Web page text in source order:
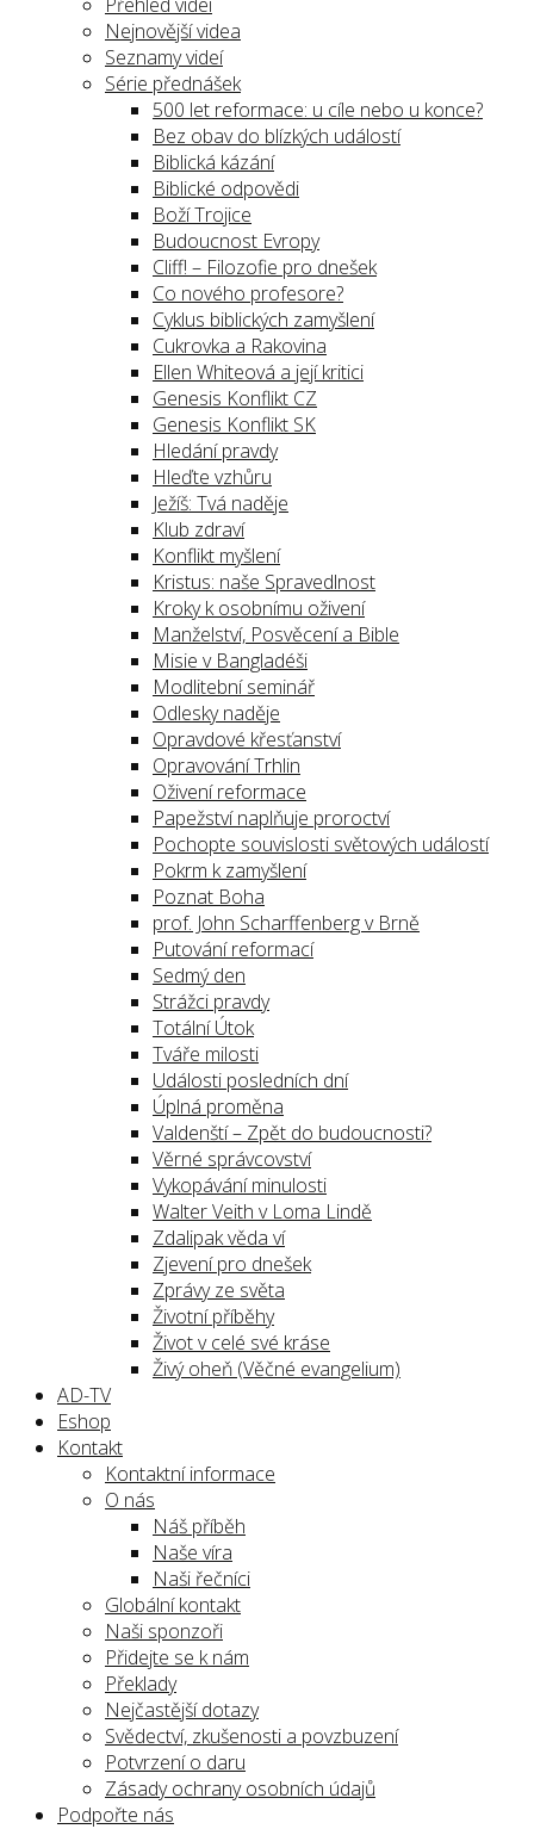
Nejnovější videa
Seznamy videí
Série přednášek
500 let reformace: u cíle nebo u konce?
Bez obav do blízkých událostí
Biblická kázání
Biblické odpovědi
Boží Trojice
Budoucnost Evropy
Cliff! – Filozofie pro dnešek
Co nového profesore?
Cyklus biblických zamyšlení
Cukrovka a Rakovina
Ellen Whiteová a její kritici
Genesis Konflikt CZ
Genesis Konflikt SK
Hledání pravdy
Hleďte vzhůru
Ježíš: Tvá naděje
Klub zdraví
Konflikt myšlení
Kristus: naše Spravedlnost
Kroky k osobnímu oživení
Manželství, Posvěcení a Bible
Misie v Bangladéši
Modlitební seminář
Odlesky naděje
Opravdové křesťanství
Opravování Trhlin
Oživení reformace
Papežství naplňuje proroctví
Pochopte souvislosti světových událostí
Pokrm k zamyšlení
Poznat Boha
prof. John Scharffenberg v Brně
Putování reformací
Sedmý den
Strážci pravdy
Totální Útok
Tváře milosti
Události posledních dní
Úplná proměna
Valdenští – Zpět do budoucnosti?
Věrné správcovství
Vykopávání minulosti
Walter Veith v Loma Lindě
Zdalipak věda ví
Zjevení pro dnešek
Zprávy ze světa
Životní příběhy
Život v celé své kráse
Živý oheň (Věčné evangelium)
AD-TV
Eshop
Kontakt
Kontaktní informace
O nás
Náš příběh
Naše víra
Naši řečníci
Globální kontakt
Naši sponzoři
Přidejte se k nám
Překlady
Nejčastější dotazy
Svědectví, zkušenosti a povzbuzení
Potvrzení o daru
Zásady ochrany osobních údajů
Podpořte nás